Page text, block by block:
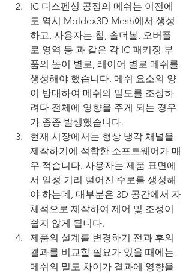
IC 디스펜싱 공정의 메쉬는 이전에
도 역시 Moldex3D Mesh에서 생성
하고, 사용자는 칩, 솔더볼, 오버플
로 영역 등 과 같은 각 IC 패키징 부
품의 높이 별로, 레이어 별로 메쉬를
생성해야 했습니다. 메쉬 요소의 양
이 방대하여 메쉬의 밀도를 조정하
려다 전체에 영향을 주게 되는 경우
가 종종 발생했습니다.
현재 시장에서는 형상 냉각 채널을
제작하기에 적합한 소프트웨어가 매
우 적습니다. 사용자는 제품 표면에
서 일정 거리 떨어진 수로를 생성해
야 하는데, 대부분은 3D 공간에서 자
체적으로 제작하여 제어 및 조정이
쉽지 않게 됩니다.
제품의 설계를 변경하기 전과 후의
결과를 비교할 필요가 있을 때에는
메쉬의 밀도 차이가 결과에 영향을